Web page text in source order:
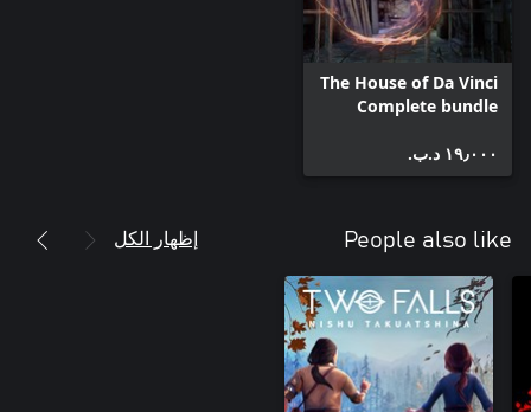
The House of Da Vinci
Complete bundle
١٩٫٠٠٠ د.ب.‏
People also like إظهار الكل